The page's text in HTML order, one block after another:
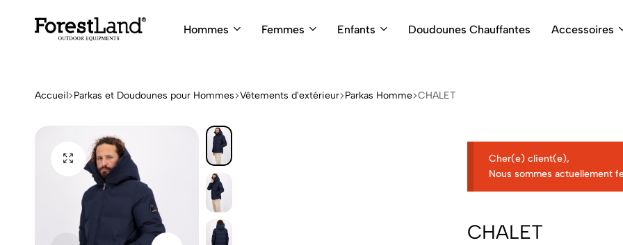
Hommes Femmes Enfants Doudounes Chauffantes Accessoires
Accueil Parkas et Doudounes pour Hommes Vêtements d'extérieur Parkas Homme CHALET
Cher(e) client(e),
Nous sommes actuellement
CHALET